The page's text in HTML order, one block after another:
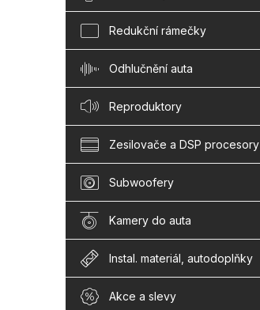
Redukční rámečky
Odhlučnění auta
Reproduktory
Zesilovače a DSP procesory
Subwoofery
Kamery do auta
Instal. materiál, autodoplňky
Akce a slevy